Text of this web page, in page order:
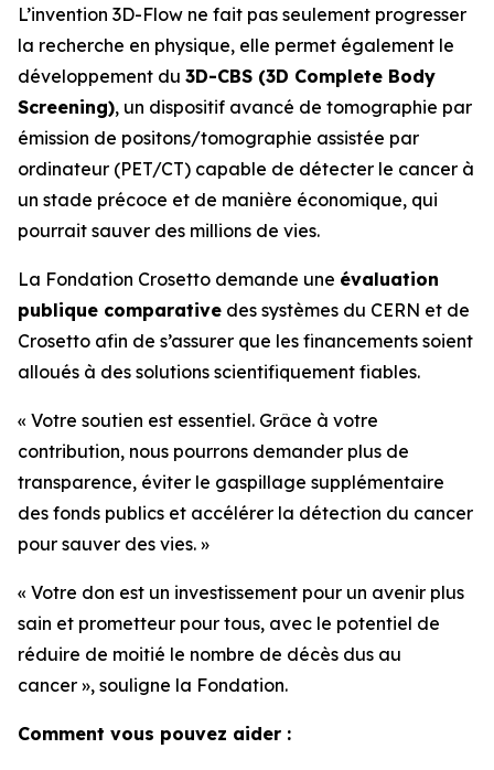
L’invention 3D-Flow ne fait pas seulement progresser
la recherche en physique, elle permet également le
développement du 3D-CBS (3D Complete Body
Screening), un dispositif avancé de tomographie par
émission de positons/tomographie assistée par
ordinateur (PET/CT) capable de détecter le cancer à
un stade précoce et de manière économique, qui
pourrait sauver des millions de vies.
La Fondation Crosetto demande une évaluation
publique comparative des systèmes du CERN et de
Crosetto afin de s’assurer que les financements soient
alloués à des solutions scientifiquement fiables.
« Votre soutien est essentiel. Grâce à votre
contribution, nous pourrons demander plus de
transparence, éviter le gaspillage supplémentaire
des fonds publics et accélérer la détection du cancer
pour sauver des vies. »
« Votre don est un investissement pour un avenir plus
sain et prometteur pour tous, avec le potentiel de
réduire de moitié le nombre de décès dus au
cancer », souligne la Fondation.
Comment vous pouvez aider :